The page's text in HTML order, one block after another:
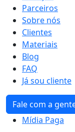
Parceiros
Sobre nós
Clientes
Materiais
Blog
FAQ
Já sou cliente
Fale com a
Mídia Paga